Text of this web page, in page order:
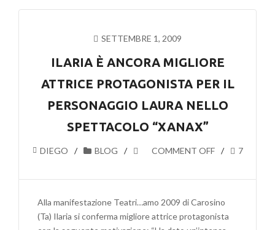
SETTEMBRE 1, 2009
ILARIA È ANCORA MIGLIORE
ATTRICE PROTAGONISTA PER IL
PERSONAGGIO LAURA NELLO
SPETTACOLO “XANAX”
DIEGO BLOG COMMENT OFF 7
Alla manifestazione Teatri…amo 2009 di Carosino
(Ta) Ilaria si conferma migliore attrice protagonista